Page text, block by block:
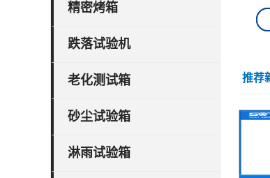
精密烤箱
跌落试验机
老化测试箱
砂尘试验箱
淋雨试验箱
推荐